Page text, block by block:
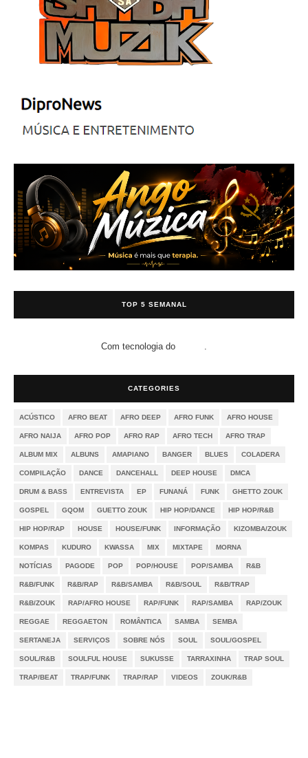
TOP 5 SEMANAL
Com tecnologia do .
CATEGORIES
ACÚSTICO AFRO BEAT AFRO DEEP AFRO FUNK AFRO HOUSE
AFRO NAIJA AFRO POP AFRO RAP AFRO TECH AFRO TRAP
ALBUM MIX ALBUNS AMAPIANO BANGER BLUES COLADERA
COMPILAÇÃO DANCE DANCEHALL DEEP HOUSE DMCA
DRUM & BASS ENTREVISTA EP FUNANÁ FUNK GHETTO ZOUK
GOSPEL GQOM GUETTO ZOUK HIP HOP/DANCE HIP HOP/R&B
HIP HOP/RAP HOUSE HOUSE/FUNK INFORMAÇÃO KIZOMBA/ZOUK
KOMPAS KUDURO KWASSA MIX MIXTAPE MORNA
NOTÍCIAS PAGODE POP POP/HOUSE POP/SAMBA R&B
R&B/FUNK R&B/RAP R&B/SAMBA R&B/SOUL R&B/TRAP
R&B/ZOUK RAP/AFRO HOUSE RAP/FUNK RAP/SAMBA RAP/ZOUK
REGGAE REGGAETON ROMÂNTICA SAMBA SEMBA
SERTANEJA SERVIÇOS SOBRE NÓS SOUL SOUL/GOSPEL
SOUL/R&B SOULFUL HOUSE SUKUSSE TARRAXINHA TRAP SOUL
TRAP/BEAT TRAP/FUNK TRAP/RAP VIDEOS ZOUK/R&B